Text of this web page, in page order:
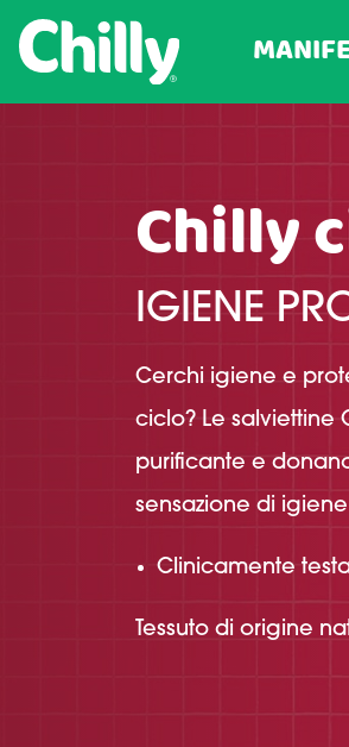
Chilly
IGIENE
Cerchi igiene e
ciclo? Le salviettine
purificante e
sensazione di
Clinicamente
Tessuto di origine